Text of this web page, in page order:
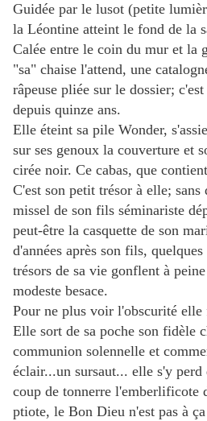
Guidée par le lusot (petite
la Léontine atteint le fond de la
Calée entre le coin du mur et la
"sa" chaise l'attend, une
râpeuse pliée sur le dossier;
depuis quinze ans.
Elle éteint sa pile Wonder,
sur ses genoux la couverture et
cirée noir. Ce cabas, que
C'est son petit trésor à elle; sans
missel de son fils séminariste
peut-être la casquette de son
d'années après son fils,
trésors de sa vie gonflent à
modeste besace.
Pour ne plus voir l'obscurité elle
Elle sort de sa poche son fidèle
communion solennelle et
éclair...un sursaut... elle s'y perd
coup de tonnerre l'emberlificote
ptiote, le Bon Dieu n'est pas à